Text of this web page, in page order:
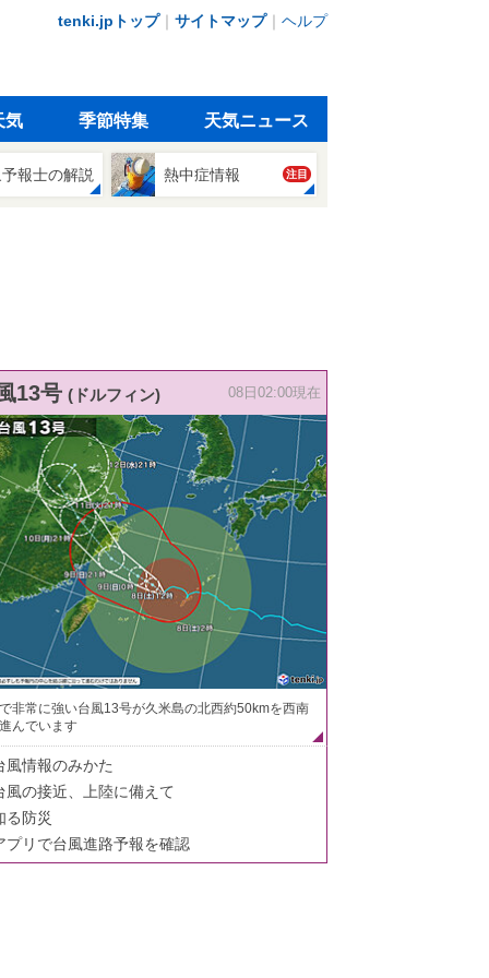
tenki.jpトップ｜ サイトマップ｜ ヘルプ
気 季節特集 天気ニュース
報士の解説 熱中症情報 注目
13号 (ドルフィン) 08日02:00現在
非常に強い台風13号が久米島の北西約50kmを西南
んでいます
風情報のみかた
風の接近、上陸に備えて
る防災
プリで台風進路予報を確認